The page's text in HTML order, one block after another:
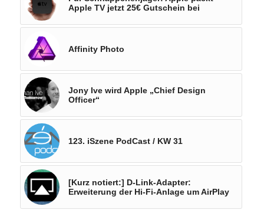
Apple TV jetzt 25€ Gutschein bei
Affinity Photo
Jony Ive wird Apple „Chief Design
Officer“
123. iSzene PodCast / KW 31
[Kurz notiert:] D-Link-Adapter:
Erweiterung der Hi-Fi-Anlage um AirPlay